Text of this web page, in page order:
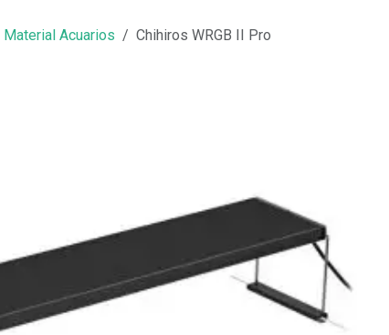
Material Acuarios Chihiros WRGB II Pro